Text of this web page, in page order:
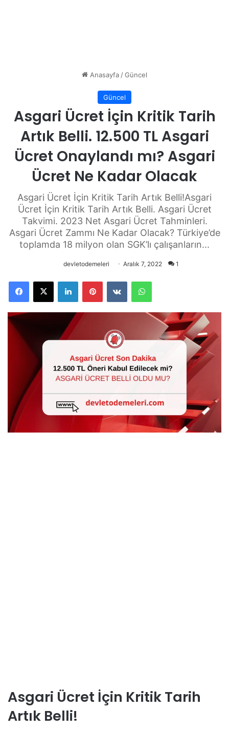
Anasayfa/Güncel
Güncel
Asgari Ücret İçin Kritik Tarih
Artık Belli. 12.500 TL Asgari
Ücret Onaylandı mı? Asgari
Ücret Ne Kadar Olacak
Asgari Ücret İçin Kritik Tarih Artık Belli!Asgari
Ücret İçin Kritik Tarih Artık Belli. Asgari Ücret
Takvimi. 2023 Net Asgari Ücret Tahminleri.
Asgari Ücret Zammı Ne Kadar Olacak? Türkiye’de
toplamda 18 milyon olan SGK’lı çalışanların...
devletodemeleri Aralık 7, 2022 1
Asgari Ücret İçin Kritik Tarih
Artık Belli!